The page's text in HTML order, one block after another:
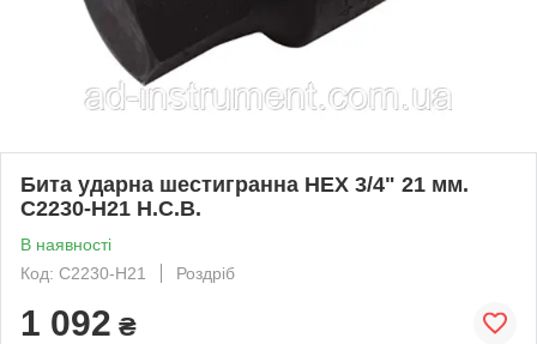
Бита ударна шестигранна HEX 3/4" 21 мм.
C2230-H21 H.C.B.
В наявності
Код: C2230-H21
Роздріб
1 092 ₴